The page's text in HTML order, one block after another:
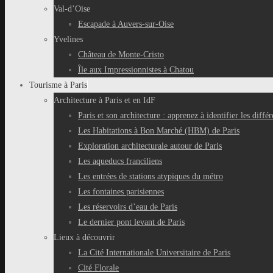
Val-d’Oise
Escapade à Auvers-sur-Oise
Yvelines
Château de Monte-Cristo
Île aux Impressionnistes à Chatou
Tourisme à Paris
Architecture à Paris et en IdF
Paris et son architecture : apprenez à identifier les
Les Habitations à Bon Marché (HBM) de Paris
Exploration architecturale autour de Paris
Les aqueducs franciliens
Les entrées de stations atypiques du métro
Les fontaines parisiennes
Les réservoirs d’eau de Paris
Le dernier pont levant de Paris
Lieux à découvrir
La Cité Internationale Universitaire de Paris
Cité Florale